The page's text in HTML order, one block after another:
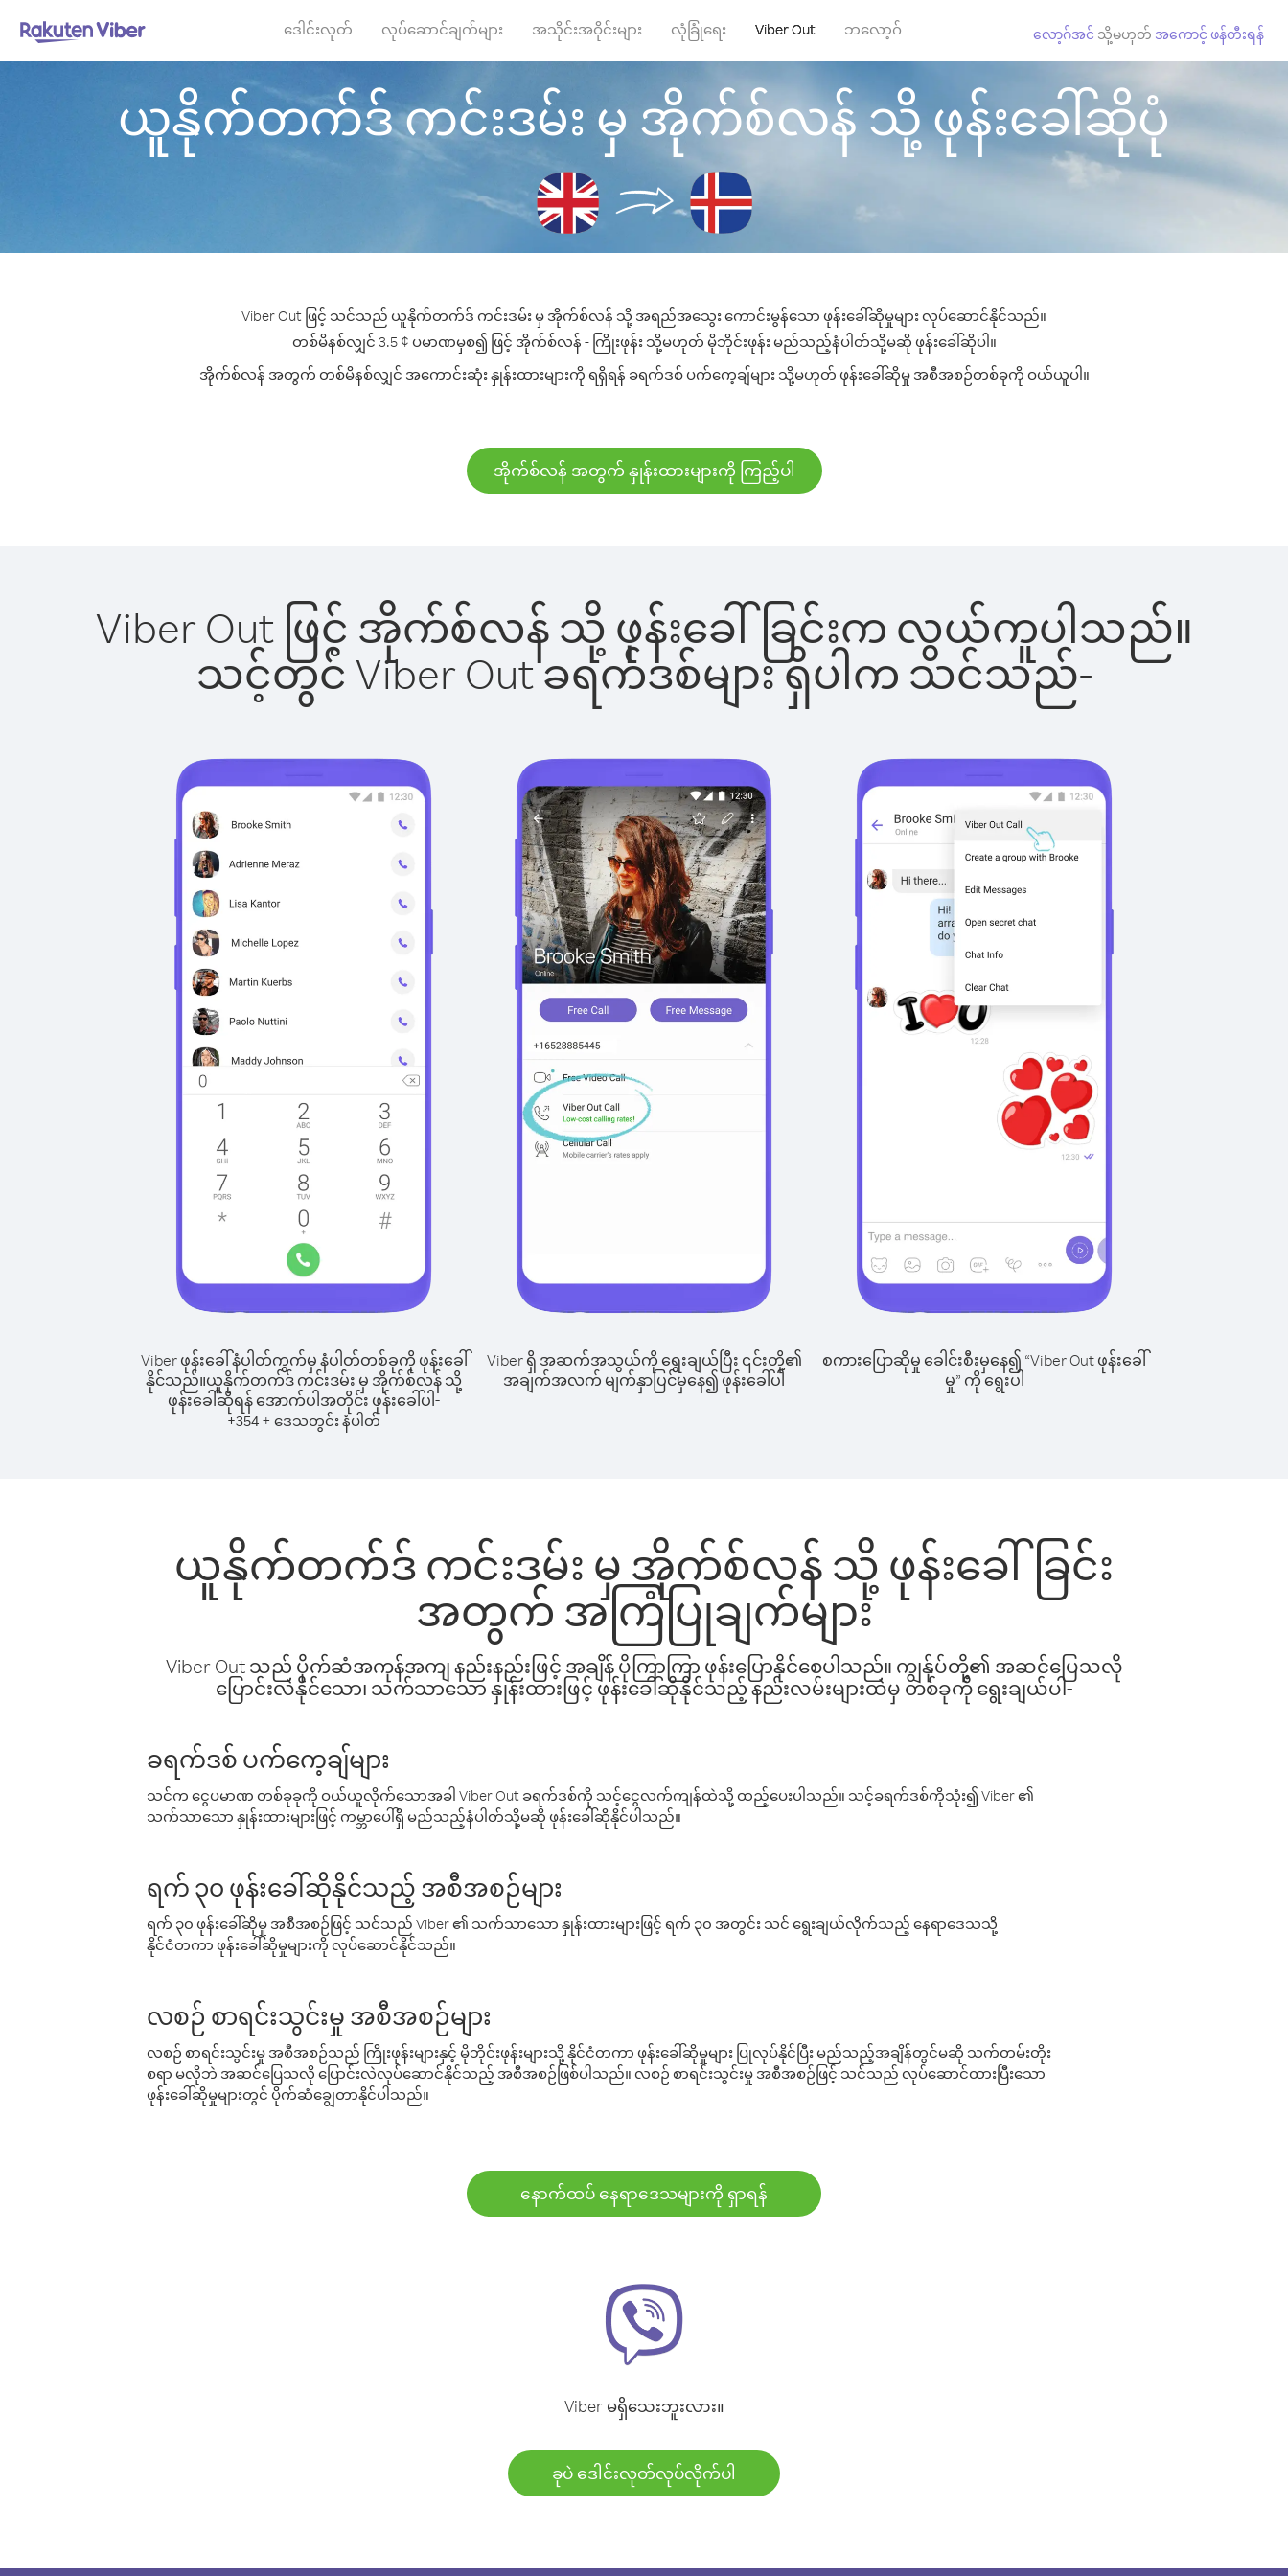
ဒေါင်းလုတ် လုပ်ဆောင်ချက်များ အသိုင်းအဝိုင်းများ လုံခြုံရေး Viber Out ဘလော့ဂ် လော့ဂ်အင် သို့မဟုတ် အကောင့် ဖန်တီးရန်
ယူနိုက်တက်ဒ် ကင်းဒမ်း မှ အိုက်စ်လန် သို့ ဖုန်းခေါ်ဆိုပုံ
Viber Out ဖြင့် သင်သည် ယူနိုက်တက်ဒ် ကင်းဒမ်း မှ အိုက်စ်လန် သို့ အရည်အသွေး ကောင်းမွန်သော ဖုန်းခေါ်ဆိုမှုများ လုပ်ဆောင်နိုင်သည်။
တစ်မိနစ်လျှင် 3.5 ¢ ပမာဏမှစ၍ ဖြင့် အိုက်စ်လန် - ကြိုးဖုန်း သို့မဟုတ် မိုဘိုင်းဖုန်း မည်သည့်နံပါတ်သို့မဆို ဖုန်းခေါ်ဆိုပါ။
အိုက်စ်လန် အတွက် တစ်မိနစ်လျှင် အကောင်းဆုံး နှုန်းထားများကို ရရှိရန် ခရက်ဒစ် ပက်ကေ့ချ်များ သို့မဟုတ် ဖုန်းခေါ်ဆိုမှု အစီအစဉ်တစ်ခုကို ဝယ်ယူပါ။
အိုက်စ်လန် အတွက် နှုန်းထားများကို ကြည့်ပါ
Viber Out ဖြင့် အိုက်စ်လန် သို့ ဖုန်းခေါ်ခြင်းက လွယ်ကူပါသည်။
သင့်တွင် Viber Out ခရက်ဒစ်များ ရှိပါက သင်သည်-
Viber ဖုန်းခေါ်နံပါတ်ကွက်မှ နံပါတ်တစ်ခုကို ဖုန်းခေါ်
နိုင်သည်။ယူနိုက်တက်ဒ် ကင်းဒမ်း မှ အိုက်စ်လန် သို့
ဖုန်းခေါ်ဆိုရန် အောက်ပါအတိုင်း ဖုန်းခေါ်ပါ-
+354 + ဒေသတွင်း နံပါတ်
Viber ရှိ အဆက်အသွယ်ကို ရွေးချယ်ပြီး ၎င်းတို့၏
အချက်အလက် မျက်နှာပြင်မှနေ၍ ဖုန်းခေါ်ပါ
စကားပြောဆိုမှု ခေါင်းစီးမှနေ၍ “Viber Out ဖုန်းခေါ်
မှု” ကို ရွေးပါ
ယူနိုက်တက်ဒ် ကင်းဒမ်း မှ အိုက်စ်လန် သို့ ဖုန်းခေါ်ခြင်း
အတွက် အကြံပြုချက်များ
Viber Out သည် ပိုက်ဆံအကုန်အကျ နည်းနည်းဖြင့် အချိန် ပိုကြာကြာ ဖုန်းပြောနိုင်စေပါသည်။ ကျွန်ုပ်တို့၏ အဆင်ပြေသလို
ပြောင်းလဲနိုင်သော၊ သက်သာသော နှုန်းထားဖြင့် ဖုန်းခေါ်ဆိုနိုင်သည့် နည်းလမ်းများထဲမှ တစ်ခုကို ရွေးချယ်ပါ-
ခရက်ဒစ် ပက်ကေ့ချ်များ
သင်က ငွေပမာဏ တစ်ခုခုကို ဝယ်ယူလိုက်သောအခါ Viber Out ခရက်ဒစ်ကို သင့်ငွေလက်ကျန်ထဲသို့ ထည့်ပေးပါသည်။ သင့်ခရက်ဒစ်ကိုသုံး၍ Viber ၏
သက်သာသော နှုန်းထားများဖြင့် ကမ္ဘာပေါ်ရှိ မည်သည့်နံပါတ်သို့မဆို ဖုန်းခေါ်ဆိုနိုင်ပါသည်။
ရက် ၃၀ ဖုန်းခေါ်ဆိုနိုင်သည့် အစီအစဉ်များ
ရက် ၃၀ ဖုန်းခေါ်ဆိုမှု အစီအစဉ်ဖြင့် သင်သည် Viber ၏ သက်သာသော နှုန်းထားများဖြင့် ရက် ၃၀ အတွင်း သင် ရွေးချယ်လိုက်သည့် နေရာဒေသသို့
နိုင်ငံတကာ ဖုန်းခေါ်ဆိုမှုများကို လုပ်ဆောင်နိုင်သည်။
လစဉ် စာရင်းသွင်းမှု အစီအစဉ်များ
လစဉ် စာရင်းသွင်းမှု အစီအစဉ်သည် ကြိုးဖုန်းများနှင့် မိုဘိုင်းဖုန်းများသို့ နိုင်ငံတကာ ဖုန်းခေါ်ဆိုမှုများ ပြုလုပ်နိုင်ပြီး မည်သည့်အချိန်တွင်မဆို သက်တမ်းတိုး
စရာ မလိုဘဲ အဆင်ပြေသလို ပြောင်းလဲလုပ်ဆောင်နိုင်သည့် အစီအစဉ်ဖြစ်ပါသည်။ လစဉ် စာရင်းသွင်းမှု အစီအစဉ်ဖြင့် သင်သည် လုပ်ဆောင်ထားပြီးသော
ဖုန်းခေါ်ဆိုမှုများတွင် ပိုက်ဆံချွေတာနိုင်ပါသည်။
နောက်ထပ် နေရာဒေသများကို ရှာရန်
Viber မရှိသေးဘူးလား။
ခုပဲ ဒေါင်းလုတ်လုပ်လိုက်ပါ